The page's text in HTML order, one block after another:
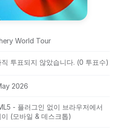
World Tour
직 투표되지 않았습니다. (0 투표수)
2026
- 플러그인 없이 브라우저에서
이 (모바일 & 데스크톱)